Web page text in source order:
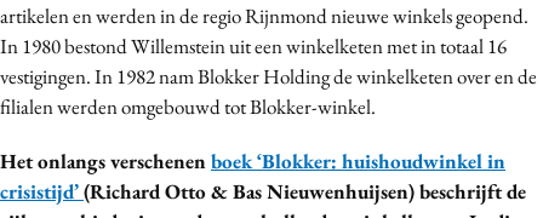
artikelen en werden in de regio Rijnmond nieuwe winkels geopend.
In 1980 bestond Willemstein uit een winkelketen met in totaal 16
vestigingen. In 1982 nam Blokker Holding de winkelketen over en de
filialen werden omgebouwd tot Blokker-winkel.
Het onlangs verschenenboek ‘Blokker: huishoudwinkel in
crisistijd’(Richard Otto & Bas Nieuwenhuijsen) beschrijft de